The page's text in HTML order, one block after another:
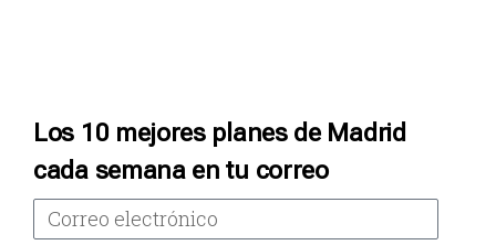
Los 10 mejores planes de Madrid
cada semana en tu correo